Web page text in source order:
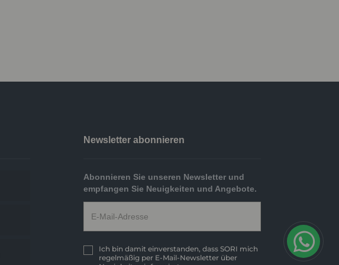
Newsletter abonnieren
Abonnieren Sie unseren Newsletter und
empfangen Sie Neuigkeiten und Angebote.
Ich bin damit einverstanden, dass SORI mich
regelmäßig per E-Mail-Newsletter über